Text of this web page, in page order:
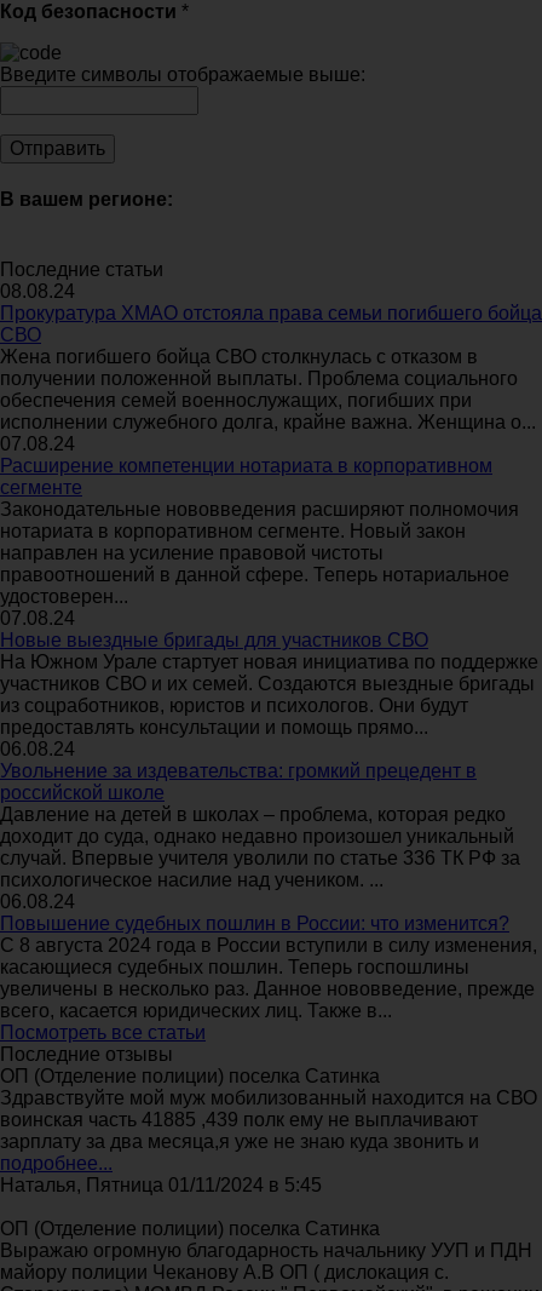
Код безопасности *
Введите символы отображаемые выше:
В вашем регионе:
Последние статьи
08.08.24
Прокуратура ХМАО отстояла права семьи погибшего бойца
СВО
Жена погибшего бойца СВО столкнулась с отказом в
получении положенной выплаты. Проблема социального
обеспечения семей военнослужащих, погибших при
исполнении служебного долга, крайне важна. Женщина о...
07.08.24
Расширение компетенции нотариата в корпоративном
сегменте
Законодательные нововведения расширяют полномочия
нотариата в корпоративном сегменте. Новый закон
направлен на усиление правовой чистоты
правоотношений в данной сфере. Теперь нотариальное
удостоверен...
07.08.24
Новые выездные бригады для участников СВО
На Южном Урале стартует новая инициатива по поддержке
участников СВО и их семей. Создаются выездные бригады
из соцработников, юристов и психологов. Они будут
предоставлять консультации и помощь прямо...
06.08.24
Увольнение за издевательства: громкий прецедент в
российской школе
Давление на детей в школах – проблема, которая редко
доходит до суда, однако недавно произошел уникальный
случай. Впервые учителя уволили по статье 336 ТК РФ за
психологическое насилие над учеником. ...
06.08.24
Повышение судебных пошлин в России: что изменится?
С 8 августа 2024 года в России вступили в силу изменения,
касающиеся судебных пошлин. Теперь госпошлины
увеличены в несколько раз. Данное нововведение, прежде
всего, касается юридических лиц. Также в...
Посмотреть все статьи
Последние отзывы
ОП (Отделение полиции) поселка Сатинка
Здравствуйте мой муж мобилизованный находится на СВО
воинская часть 41885 ,439 полк ему не выплачивают
зарплату за два месяца,я уже не знаю куда звонить и
подробнее...
Наталья, Пятница 01/11/2024 в 5:45
ОП (Отделение полиции) поселка Сатинка
Выражаю огромную благодарность начальнику УУП и ПДН
майору полиции Чеканову А.В ОП ( дислокация с.